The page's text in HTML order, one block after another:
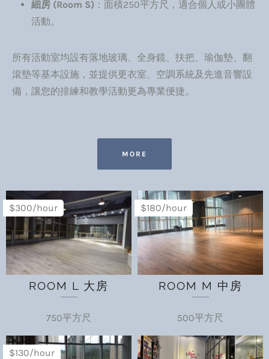
細房 (Room S) ：面積250平方尺，適合個人或小團體
活動。
所有活動室均設有落地玻璃、全身鏡、扶把、瑜伽墊、翻
滾墊等基本設施，並提供更衣室、空調系統及先進音響設
備，讓您的排練和教學活動更為專業便捷。
MORE
ROOM L 大房
750平方尺
$300/hour
ROOM M 中房
500平方尺
$180/hour
$130/hour